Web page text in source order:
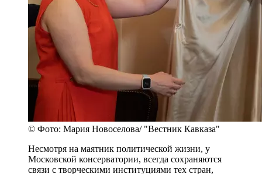
© Фото: Мария Новоселова/ "Вестник Кавказа"
Несмотря на маятник политической жизни, у
Московской консерватории, всегда сохраняются
связи с творческими институциями тех стран,